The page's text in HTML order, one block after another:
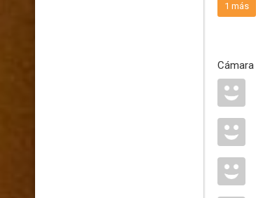
1 más
Cámara